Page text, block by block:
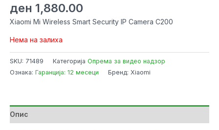
ден 1,880.00
Xiaomi Mi Wireless Smart Security IP Camera C200
Нема на залиха
SKU: 71489 Категорија Опрема за видео надзор
Ознака: Гаранција: 12 месеци Бренд: Xiaomi
Опис